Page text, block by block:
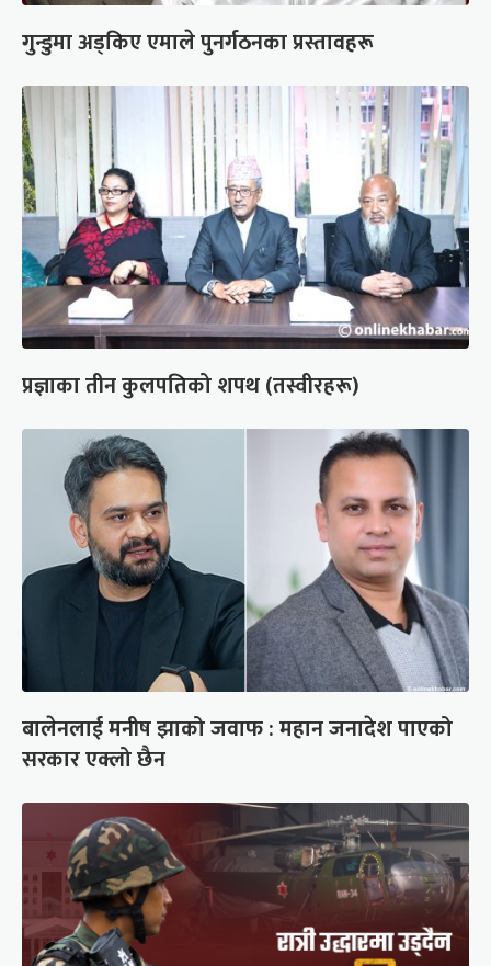
गुन्डुमा अड्किए एमाले पुनर्गठनका प्रस्तावहरू
प्रज्ञाका तीन कुलपतिको शपथ (तस्वीरहरू)
बालेनलाई मनीष झाको जवाफ : महान जनादेश पाएको
सरकार एक्लो छैन